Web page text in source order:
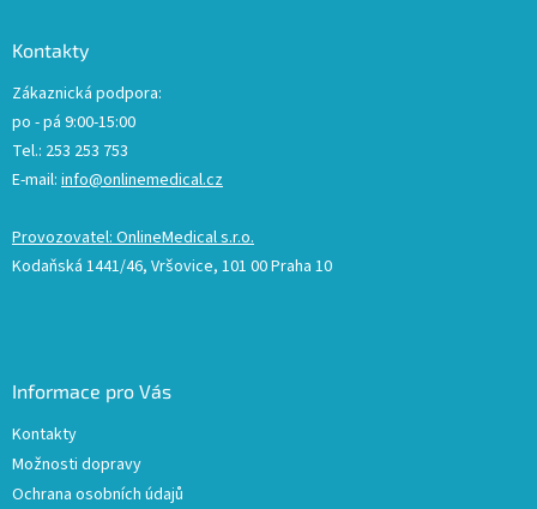
Kontakty
Zákaznická podpora:
po - pá 9:00-15:00
Tel.: 253 253 753
E-mail: info@onlinemedical.cz
Provozovatel: OnlineMedical s.r.o.
Kodaňská 1441/46, Vršovice, 101 00 Praha 10
Informace pro Vás
Kontakty
Možnosti dopravy
Ochrana osobních údajů